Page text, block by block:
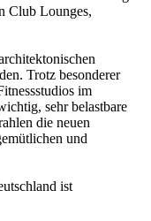
Club Lounges,
Trotz besonderer
im
sehr belastbare
die neuen
und
ist